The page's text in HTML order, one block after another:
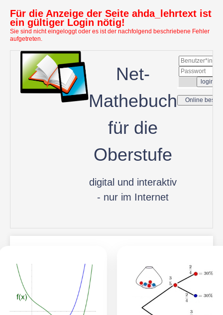
Für die Anzeige der Seite ahda_lehrtext ist
ein gültiger Login nötig!
Sie sind nicht eingeloggt oder es ist der nachfolgend beschriebene Fehler
aufgetreten.
Net-
Mathebuch
für die
Oberstufe
digital und interaktiv
- nur im Internet